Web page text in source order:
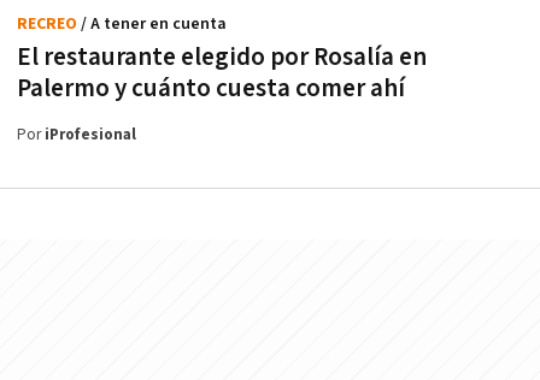
El restaurante elegido por Rosalía en
Palermo y cuánto cuesta comer ahí
RECREO / A tener en cuenta
PoriProfesional